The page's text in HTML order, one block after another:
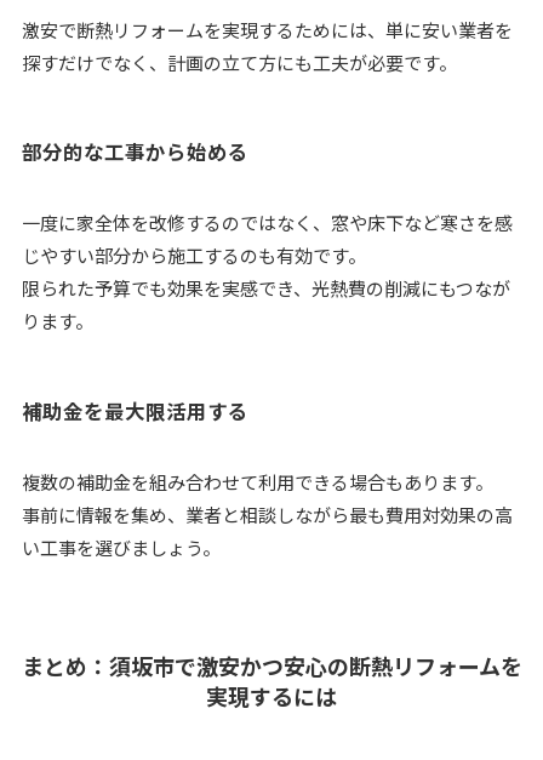
激安で断熱リフォームを実現するためには、単に安い業者を
探すだけでなく、計画の立て方にも工夫が必要です。
部分的な工事から始める
一度に家全体を改修するのではなく、窓や床下など寒さを感
じやすい部分から施工するのも有効です。
限られた予算でも効果を実感でき、光熱費の削減にもつなが
ります。
補助金を最大限活用する
複数の補助金を組み合わせて利用できる場合もあります。
事前に情報を集め、業者と相談しながら最も費用対効果の高
い工事を選びましょう。
まとめ：須坂市で激安かつ安心の断熱リフォームを
実現するには